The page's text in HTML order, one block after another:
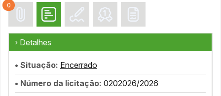
0
› Detalhes
• Situação: Encerrado
• Número da licitação: 0202026/2026